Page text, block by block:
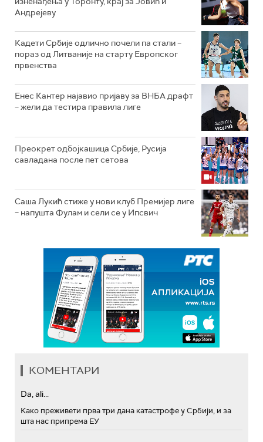
Андрејеву
Кадети Србије одлично почели па стали –
пораз од Литваније на старту Европског
првенства
Енес Кантер најавио пријаву за ВНБА драфт
– жели да тестира правила лиге
Преокрет одбојкашица Србије, Русија
савладана после пет сетова
Саша Лукић стиже у нови клуб Премијер лиге
– напушта Фулам и сели се у Ипсвич
КОМЕНТАРИ
Da, ali...
Како преживети прва три дана катастрофе у Србији, и за
шта нас припрема ЕУ